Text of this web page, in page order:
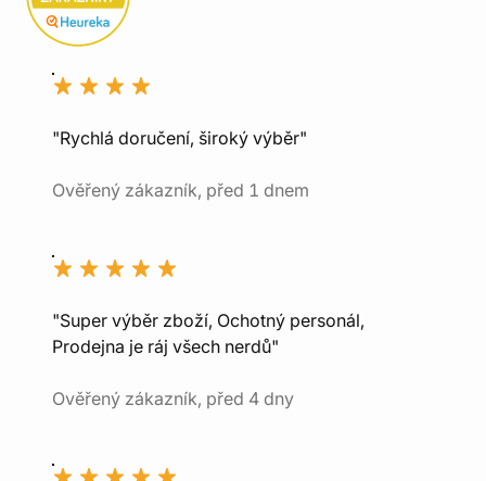
"Rychlá doručení, široký výběr"
Ověřený zákazník, před 1 dnem
"Super výběr zboží, Ochotný personál,
Prodejna je ráj všech nerdů"
Ověřený zákazník, před 4 dny